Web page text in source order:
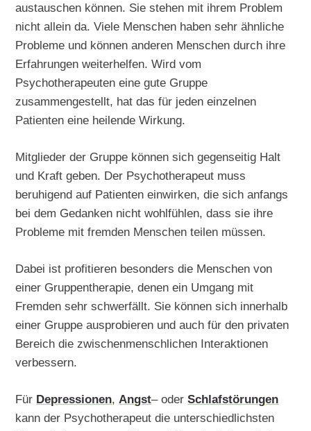
austauschen können. Sie stehen mit ihrem Problem
nicht allein da. Viele Menschen haben sehr ähnliche
Probleme und können anderen Menschen durch ihre
Erfahrungen weiterhelfen. Wird vom
Psychotherapeuten eine gute Gruppe
zusammengestellt, hat das für jeden einzelnen
Patienten eine heilende Wirkung.
Mitglieder der Gruppe können sich gegenseitig Halt
und Kraft geben. Der Psychotherapeut muss
beruhigend auf Patienten einwirken, die sich anfangs
bei dem Gedanken nicht wohlfühlen, dass sie ihre
Probleme mit fremden Menschen teilen müssen.
Dabei ist profitieren besonders die Menschen von
einer Gruppentherapie, denen ein Umgang mit
Fremden sehr schwerfällt. Sie können sich innerhalb
einer Gruppe ausprobieren und auch für den privaten
Bereich die zwischenmenschlichen Interaktionen
verbessern.
Für Depressionen, Angst– oderSchlafstörungen
kann der Psychotherapeut die unterschiedlichsten